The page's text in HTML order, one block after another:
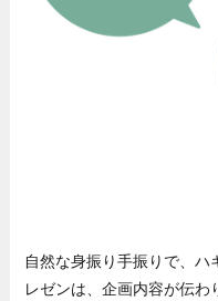
自然な身振り手振りで、
レゼンは、企画内容が伝わ